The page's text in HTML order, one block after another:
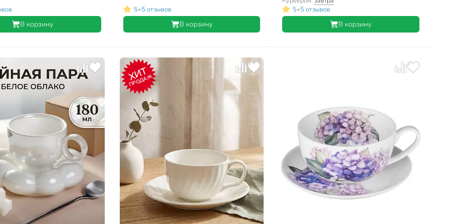
В корзину
5•5 отзывов
В корзину
5•5 отзывов
В корзину
ХИТ
ПРОДАЖ